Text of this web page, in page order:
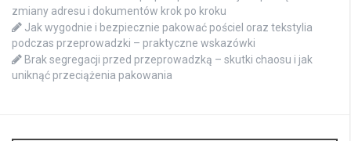
zmiany adresu i dokumentów krok po kroku
Jak wygodnie i bezpiecznie pakować pościel oraz tekstylia
podczas przeprowadzki – praktyczne wskazówki
Brak segregacji przed przeprowadzką – skutki chaosu i jak
uniknąć przeciążenia pakowania